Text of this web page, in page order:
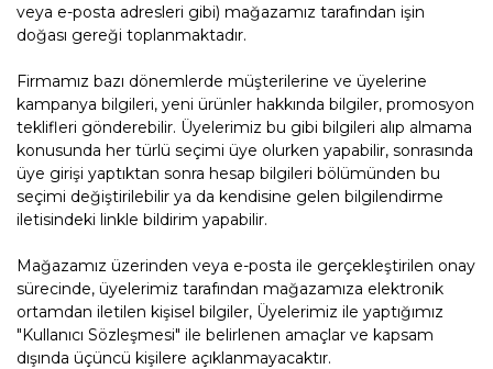
veya e-posta adresleri gibi) mağazamız tarafından işin
doğası gereği toplanmaktadır.
Firmamız bazı dönemlerde müşterilerine ve üyelerine
kampanya bilgileri, yeni ürünler hakkında bilgiler, promosyon
teklifleri gönderebilir. Üyelerimiz bu gibi bilgileri alıp almama
konusunda her türlü seçimi üye olurken yapabilir, sonrasında
üye girişi yaptıktan sonra hesap bilgileri bölümünden bu
seçimi değiştirilebilir ya da kendisine gelen bilgilendirme
iletisindeki linkle bildirim yapabilir.
Mağazamız üzerinden veya e-posta ile gerçekleştirilen onay
sürecinde, üyelerimiz tarafından mağazamıza elektronik
ortamdan iletilen kişisel bilgiler, Üyelerimiz ile yaptığımız
"Kullanıcı Sözleşmesi" ile belirlenen amaçlar ve kapsam
dışında üçüncü kişilere açıklanmayacaktır.